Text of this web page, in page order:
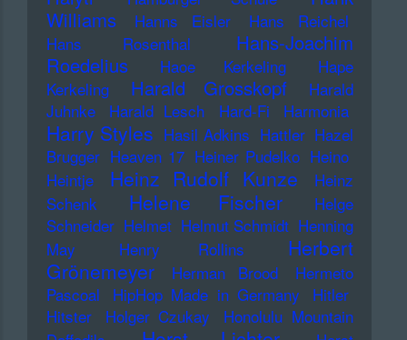
Williams
Hanns Eisler
Hans Reichel
Hans Rosenthal
Hans-Joachim
Roedelius
Haoe Kerkeling
Hape
Kerkeling
Harald Grosskopf
Harald
Juhnke
Harald Lesch Hard-Fi Harmonia
Harry Styles Hasil Adkins Hattler Hazel
Brugger Heaven 17 Heiner Pudelko Heino
Heintje
Heinz Rudolf Kunze
Heinz
Schenk
Helene Fischer
Helge
Schneider Helmet Helmut Schmidt Henning
May
Henry Rollins
Herbert
Grönemeyer
Herman Brood
Hermeto
Pascoal
HipHop Made in Germany
Hitler
Hitster
Holger Czukay
Honolulu Mountain